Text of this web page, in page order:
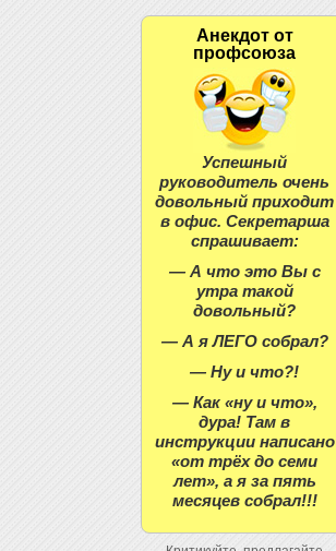
Анекдот от
профсоюза
Успешный
руководитель очень
довольный приходит
в офис. Секретарша
спрашивает:
— А что это Вы с
утра такой
довольный?
— А я ЛЕГО собрал?
— Ну и что?!
— Как «ну и что»,
дура! Там в
инструкции написано
«от трёх до семи
лет», а я за пять
месяцев собрал!!!